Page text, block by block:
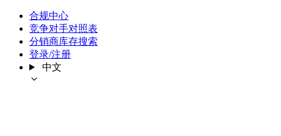
合规中心
竞争对手对照表
分销商库存搜索
登录/注册
中文